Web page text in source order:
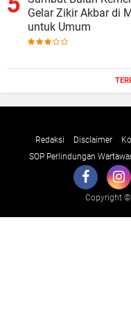
Gelar Zikir Akbar di
untuk Umum
Redaksi Disclaimer
SOP Perlindungan
Copyright ©